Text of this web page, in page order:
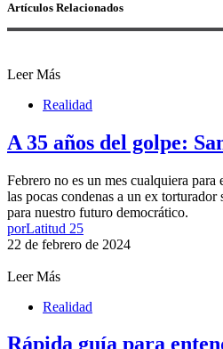
Artículos Relacionados
Leer Más
Realidad
A 35 años del golpe:
Febrero no es un mes cualquiera
las pocas condenas a un ex
para nuestro futuro democrático.
porLatitud 25
22 de febrero de 2024
Leer Más
Realidad
Rápida guía para